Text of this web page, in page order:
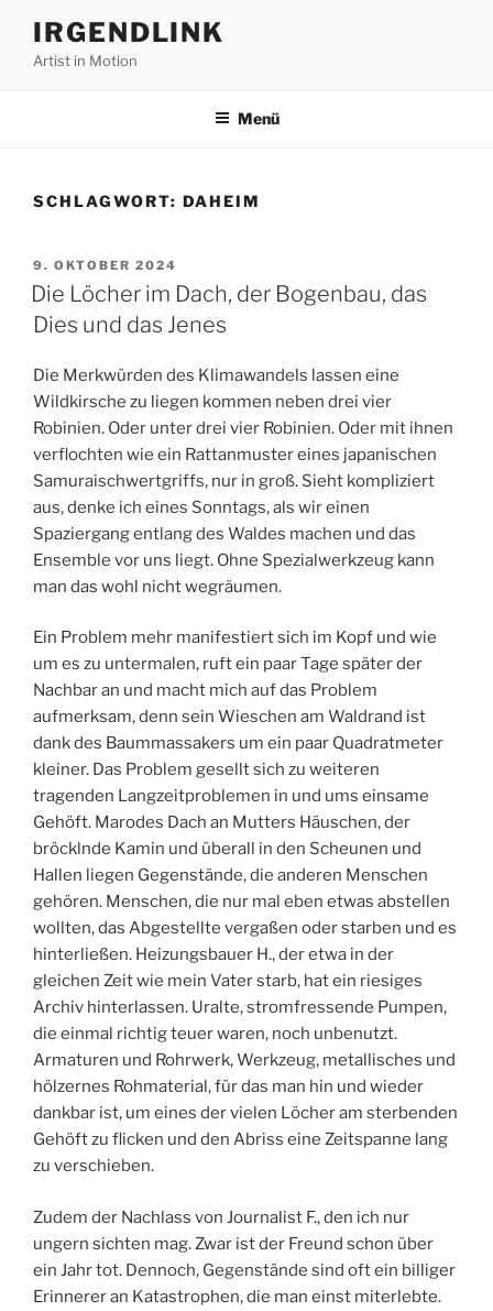
Inhalt
springen
IRGENDLINK
Artist in Motion
Menü
SCHLAGWORT: DAHEIM
VERÖFFENTLICHT
AM
9. OKTOBER 2024
Die Löcher im Dach, der Bogenbau, das
Dies und das Jenes
Die Merkwürden des Klimawandels lassen eine
Wildkirsche zu liegen kommen neben drei vier
Robinien. Oder unter drei vier Robinien. Oder mit ihnen
verflochten wie ein Rattanmuster eines japanischen
Samuraischwertgriffs, nur in groß. Sieht kompliziert
aus, denke ich eines Sonntags, als wir einen
Spaziergang entlang des Waldes machen und das
Ensemble vor uns liegt. Ohne Spezialwerkzeug kann
man das wohl nicht wegräumen.
Ein Problem mehr manifestiert sich im Kopf und wie
um es zu untermalen, ruft ein paar Tage später der
Nachbar an und macht mich auf das Problem
aufmerksam, denn sein Wieschen am Waldrand ist
dank des Baummassakers um ein paar Quadratmeter
kleiner. Das Problem gesellt sich zu weiteren
tragenden Langzeitproblemen in und ums einsame
Gehöft. Marodes Dach an Mutters Häuschen, der
bröcklnde Kamin und überall in den Scheunen und
Hallen liegen Gegenstände, die anderen Menschen
gehören. Menschen, die nur mal eben etwas abstellen
wollten, das Abgestellte vergaßen oder starben und es
hinterließen. Heizungsbauer H., der etwa in der
gleichen Zeit wie mein Vater starb, hat ein riesiges
Archiv hinterlassen. Uralte, stromfressende Pumpen,
die einmal richtig teuer waren, noch unbenutzt.
Armaturen und Rohrwerk, Werkzeug, metallisches und
hölzernes Rohmaterial, für das man hin und wieder
dankbar ist, um eines der vielen Löcher am sterbenden
Gehöft zu flicken und den Abriss eine Zeitspanne lang
zu verschieben.
Zudem der Nachlass von Journalist F., den ich nur
ungern sichten mag. Zwar ist der Freund schon über
ein Jahr tot. Dennoch, Gegenstände sind oft ein billiger
Erinnerer an Katastrophen, die man einst miterlebte.